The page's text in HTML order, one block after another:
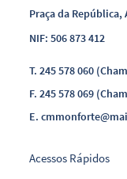
Praça da República,
NIF: 506 873 412
T.245 578 060
F.245 578 069
E.
Acessos Rápidos